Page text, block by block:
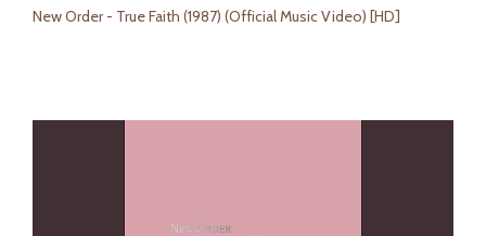
New Order - True Faith (1987) (Official Music Video) [HD]